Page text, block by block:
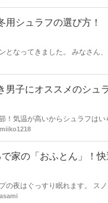
用シュラフの選び方！
てきました。 みなさん、シュラフの用
シュラフを早めに用意しておき
男子にオススメのシュ
！気温が高いからシュラフは
ムです。夏にオススメのシュラ
miiko1218
で家の「おふとん」！
の夜はぐっすり眠れます。 ス
ュラフBACOOまでを紹介してい
asami